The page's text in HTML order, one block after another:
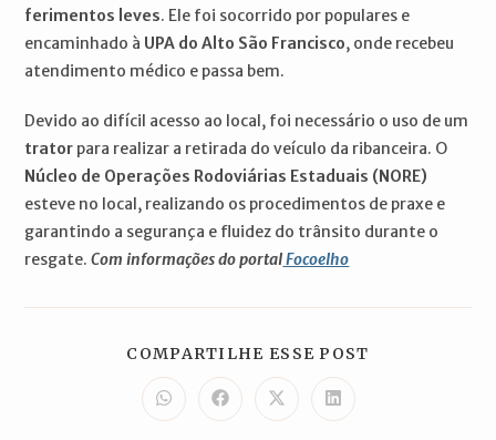
ferimentos leves. Ele foi socorrido por populares e
encaminhado à UPA do Alto São Francisco, onde recebeu
atendimento médico e passa bem.
Devido ao difícil acesso ao local, foi necessário o uso de um
trator para realizar a retirada do veículo da ribanceira. O
Núcleo de Operações Rodoviárias Estaduais (NORE)
esteve no local, realizando os procedimentos de praxe e
garantindo a segurança e fluidez do trânsito durante o
resgate.Com informações do portalFocoelho
COMPARTILHE ESSE POST
Abre
em
Abre
em
Abre
em
Abre
em